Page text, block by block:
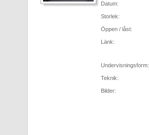
Datum:
Storlek:
Öppen / låst:
Länk:
Undervisningsform:
Teknik:
Bilder: